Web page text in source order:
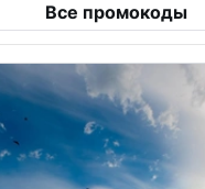
Все промокоды